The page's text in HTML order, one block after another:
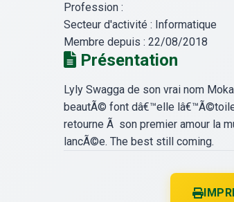
Profession :
Secteur d'activité : Informatique
Membre depuis : 22/08/2018
Présentation
Lyly Swagga de son vrai nom
beautÃ© font dâ€™elle
retourne Ã son premier amour la
lancÃ©e. The best still coming.